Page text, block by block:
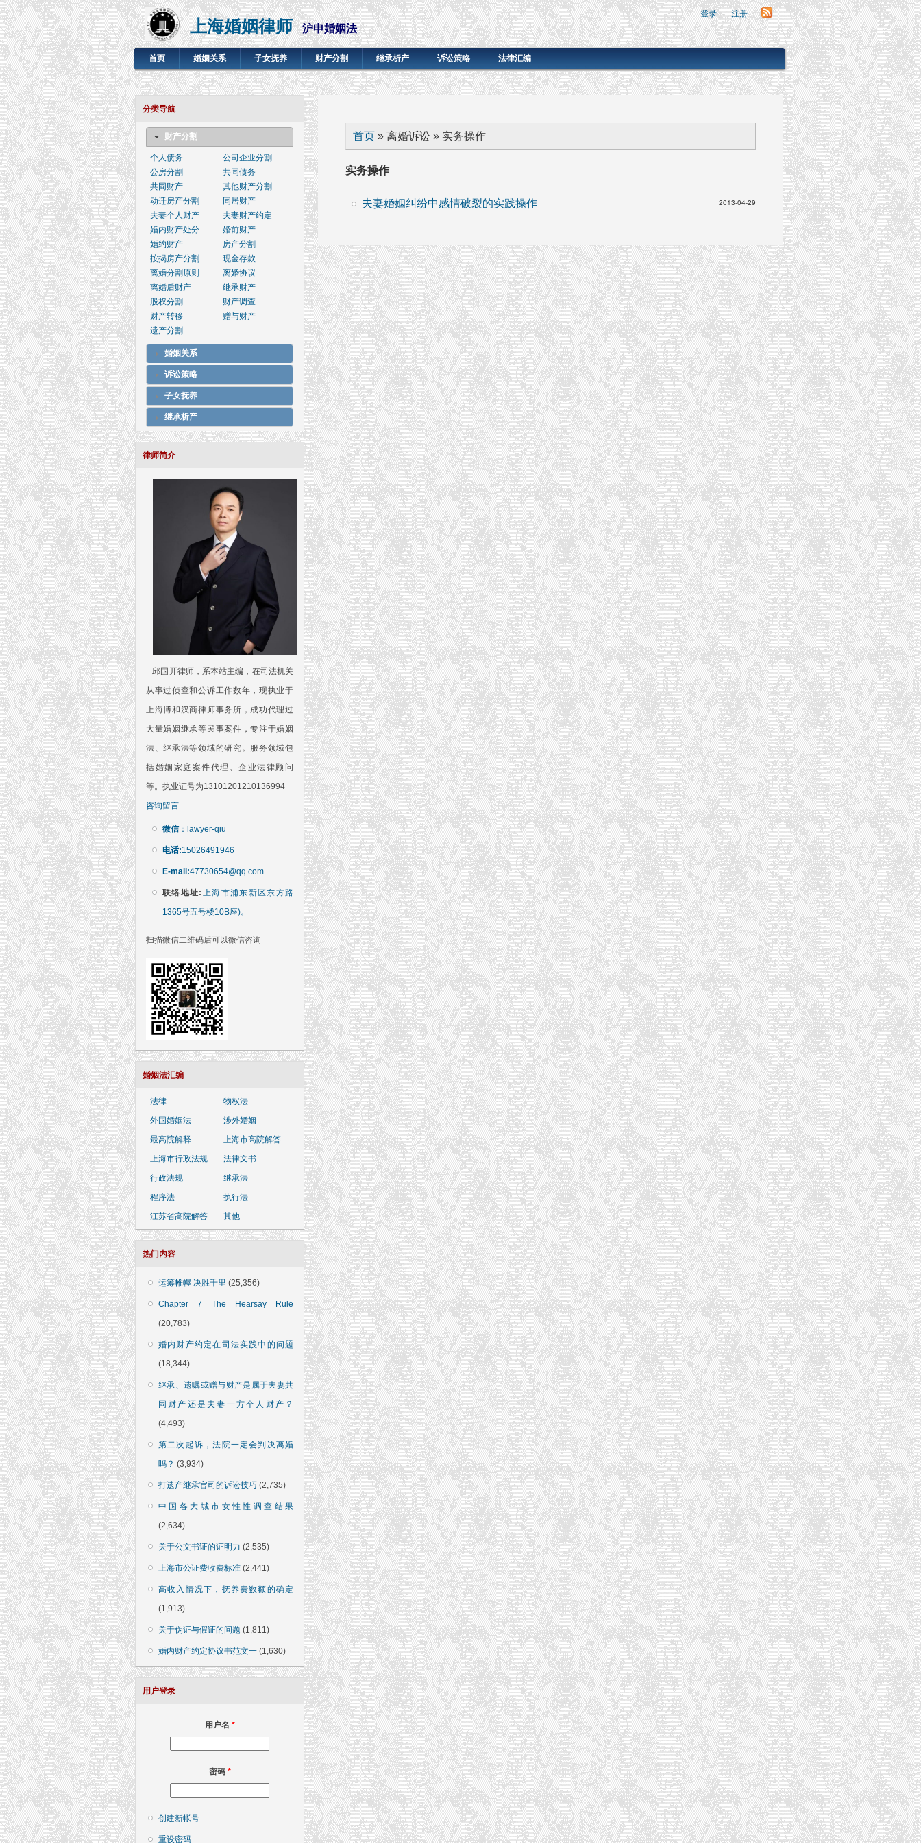
上海婚姻律师 沪申婚姻法
登录 注册
首页 婚姻关系 子女抚养 财产分割 继承析产 诉讼策略 法律汇编
分类导航
财产分割
个人债务
公司企业分割
公房分割
共同债务
共同财产
其他财产分割
动迁房产分割
同居财产
夫妻个人财产
夫妻财产约定
婚内财产处分
婚前财产
婚约财产
房产分割
按揭房产分割
现金存款
离婚分割原则
离婚协议
离婚后财产
继承财产
股权分割
财产调查
财产转移
赠与财产
遗产分割
婚姻关系
诉讼策略
子女抚养
继承析产
律师简介
邱国开律师，系本站主编，在司法机关
从事过侦查和公诉工作数年，现执业于
上海博和汉商律师事务所，成功代理过
大量婚姻继承等民事案件，专注于婚姻
法、继承法等领域的研究。服务领域包
括婚姻家庭案件代理、企业法律顾问
等。执业证号为13101201210136994
咨询留言
微信：lawyer-qiu
电话:15026491946
E-mail:47730654@qq.com
联络地址: 上海市浦东新区东方路
1365号五号楼10B座)。
扫描微信二维码后可以微信咨询
婚姻法汇编
法律
物权法
外国婚姻法
涉外婚姻
最高院解释
上海市高院解答
上海市行政法规
法律文书
行政法规
继承法
程序法
执行法
江苏省高院解答
其他
热门内容
运筹帷幄 决胜千里 (25,356)
Chapter 7 The Hearsay Rule
(20,783)
婚内财产约定在司法实践中的问题
(18,344)
继承、遗嘱或赠与财产是属于夫妻共
同财产还是夫妻一方个人财产？
(4,493)
第二次起诉，法院一定会判决离婚
吗？ (3,934)
打遗产继承官司的诉讼技巧 (2,735)
中国各大城市女性性调查结果
(2,634)
关于公文书证的证明力 (2,535)
上海市公证费收费标准 (2,441)
高收入情况下，抚养费数额的确定
(1,913)
关于伪证与假证的问题 (1,811)
婚内财产约定协议书范文一 (1,630)
用户登录
用户名 *
密码 *
创建新帐号
重设密码
你在这里
首页 » 离婚诉讼 » 实务操作
实务操作
夫妻婚姻纠纷中感情破裂的实践操作 2013-04-29